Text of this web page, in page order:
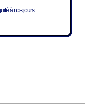
à nos jours.